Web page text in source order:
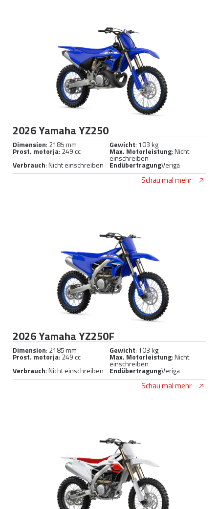
2026 Yamaha YZ250
Dimension: 2185 mm Gewicht: 103 kg
Prost. motorja: 249 cc Max. Motorleistung: Nicht
einschreiben
Verbrauch: Nicht einschreiben EndübertragungVeriga
Schau mal mehr
2026 Yamaha YZ250F
Dimension: 2185 mm Gewicht: 103 kg
Prost. motorja: 249 cc Max. Motorleistung: Nicht
einschreiben
Verbrauch: Nicht einschreiben EndübertragungVeriga
Schau mal mehr